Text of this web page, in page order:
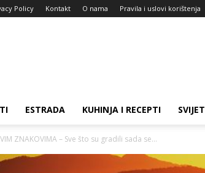
Policy Kontakt O nama Pravila i uslovi korištenja
ESTRADA KUHINJA I RECEPTI SVIJET
ZNAKOVIMA – Sve što su gradili sada se...